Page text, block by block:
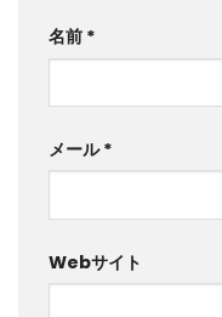
名前 *
メール*
Webサイト